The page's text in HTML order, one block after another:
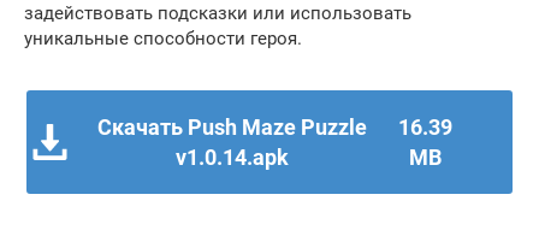
задействовать подсказки или использовать
уникальные способности героя.
Скачать Push Maze Puzzle
v1.0.14.apk
16.39
MB